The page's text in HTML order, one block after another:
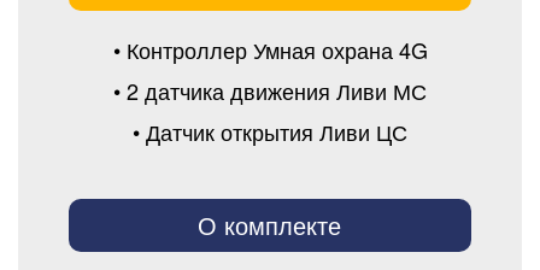
• Контроллер Умная охрана 4G
• 2 датчика движения Ливи МС
• Датчик открытия Ливи ЦС
О комплекте